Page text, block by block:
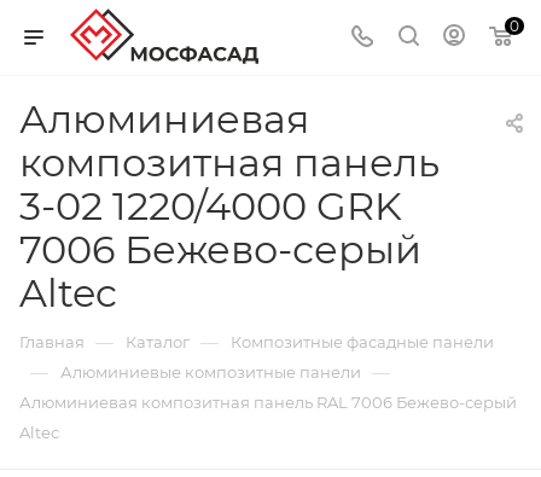
0
Алюминиевая
композитная панель
3-02 1220/4000 GRK
7006 Бежево-серый
Altec
Главная — Каталог — Композитные фасадные панели
— Алюминиевые композитные панели —
Алюминиевая композитная панель RAL 7006 Бежево-серый
Altec